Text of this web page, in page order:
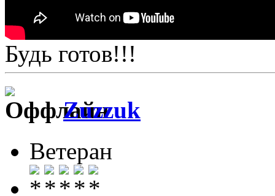
Будь готов!!!
Zuzzuk
Ветеран